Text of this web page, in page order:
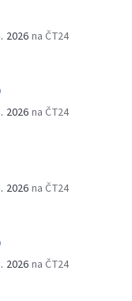
2026 na ČT24
2026 na ČT24
2026 na ČT24
2026 na ČT24